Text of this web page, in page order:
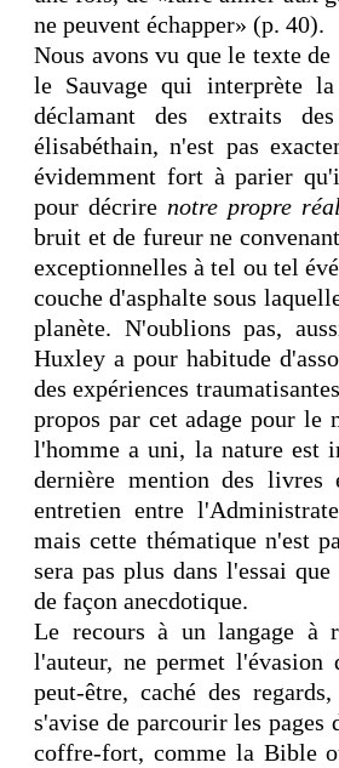
ne peuvent échapper» (p. 40).
Nous avons vu que le texte
le Sauvage qui interprète
déclamant des extraits
élisabéthain, n'est pas
évidemment fort à parier
pour décrire notre propre
bruit et de fureur ne
exceptionnelles à tel ou tel
couche d'asphalte sous
planète. N'oublions pas,
Huxley a pour habitude
des expériences
propos par cet adage pour le
l'homme a uni, la nature est
dernière mention des
entretien entre
mais cette thématique n'est
sera pas plus dans l'essai
de façon anecdotique.
Le recours à un langage à
l'auteur, ne permet l'évasion
peut-être, caché des
s'avise de parcourir les pages
coffre-fort, comme la Bible